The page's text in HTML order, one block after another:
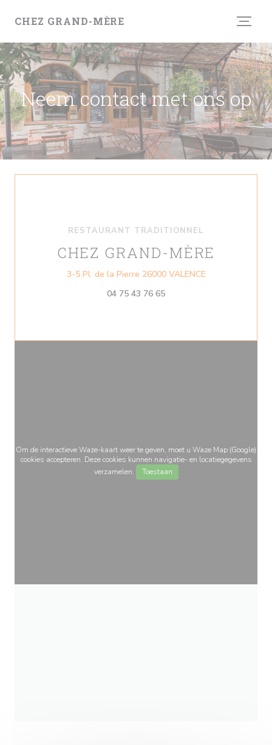
CHEZ GRAND-MÈRE
Neem contact met ons op
RESTAURANT TRADITIONNEL
CHEZ GRAND-MÈRE
3-5 Pl. de la Pierre 26000 VALENCE((opent in een
04 75 43 76 65
Om de interactieve Waze-kaart weer te geven, moet u Waze Map (Google)
cookies accepteren. Deze cookies kunnen navigatie- en locatiegegevens
verzamelen.
Toestaan